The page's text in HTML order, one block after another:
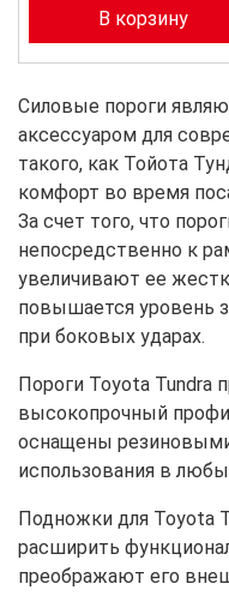
В корзину
Силовые пороги
аксессуаром для
такого, как Тойота
комфорт во время
За счет того, что
непосредственно к
увеличивают ее
повышается уровень
при боковых ударах.
Пороги Toyota Tundra
высокопрочный
оснащены
использования в
Подножки для Toyota
расширить
преображают его